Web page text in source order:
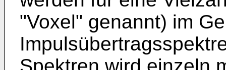
"Voxel" genannt) im